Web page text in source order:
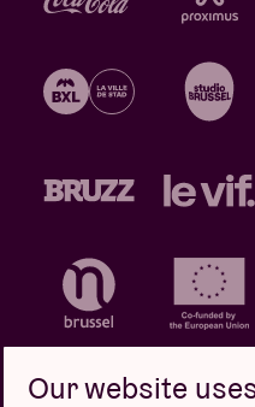
Our website